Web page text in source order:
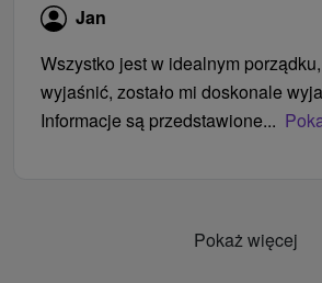
Jan
Wszystko jest w idealnym
wyjaśnić, zostało mi doskonale
Informacje są przedstawione...
Pokaż więcej